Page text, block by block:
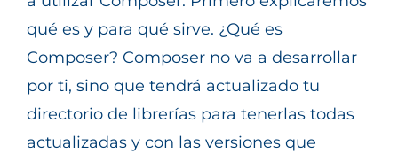
qué es y para qué sirve. ¿Qué es
Composer? Composer no va a desarrollar
por ti, sino que tendrá actualizado tu
directorio de librerías para tenerlas todas
actualizadas y con las versiones que